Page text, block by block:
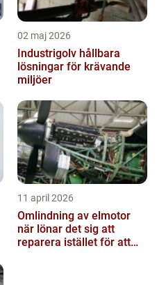
02 maj 2026
Industrigolv hållbara
lösningar för krävande
miljöer
11 april 2026
Omlindning av elmotor
när lönar det sig att
reparera istället för att